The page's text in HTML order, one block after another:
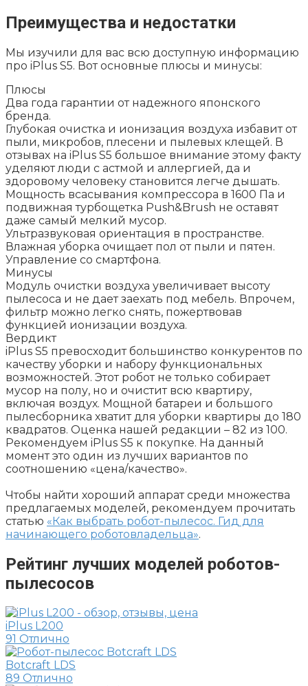
Преимущества и недостатки
Мы изучили для вас всю доступную информацию
про iPlus S5. Вот основные плюсы и минусы:
Плюсы
Два года гарантии от надежного японского
бренда.
Глубокая очистка и ионизация воздуха избавит от
пыли, микробов, плесени и пылевых клещей. В
отзывах на iPlus S5 большое внимание этому факту
уделяют люди с астмой и аллергией, да и
здоровому человеку становится легче дышать.
Мощность всасывания компрессора в 1600 Па и
подвижная турбощетка Push&Brush не оставят
даже самый мелкий мусор.
Ультразвуковая ориентация в пространстве.
Влажная уборка очищает пол от пыли и пятен.
Управление со смартфона.
Минусы
Модуль очистки воздуха увеличивает высоту
пылесоса и не дает заехать под мебель. Впрочем,
фильтр можно легко снять, пожертвовав
функцией ионизации воздуха.
Вердикт
iPlus S5 превосходит большинство конкурентов по
качеству уборки и набору функциональных
возможностей. Этот робот не только собирает
мусор на полу, но и очистит всю квартиру,
включая воздух. Мощной батареи и большого
пылесборника хватит для уборки квартиры до 180
квадратов. Оценка нашей редакции – 82 из 100.
Рекомендуем iPlus S5 к покупке. На данный
момент это один из лучших вариантов по
соотношению «цена/качество».
Чтобы найти хороший аппарат среди множества
предлагаемых моделей, рекомендуем прочитать
статью «Как выбрать робот-пылесос. Гид для
начинающего роботовладельца».
Рейтинг лучших моделей роботов-
пылесосов
iPlus L200
91 Отлично
Botcraft LDS
89 Отлично